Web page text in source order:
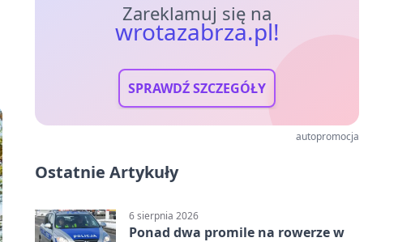
Zareklamuj się na
wrotazabrza.pl!
SPRAWDŹ SZCZEGÓŁY
autopromocja
Ostatnie Artykuły
6 sierpnia 2026
Ponad dwa promile na rowerze w